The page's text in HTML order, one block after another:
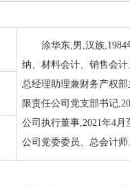
涂华东,男,汉族
纳、材料会计、销售会
总经理助理兼财务产权
限责任公司党支部书记
公司执行董事,2021年4
公司党委委员、总会计